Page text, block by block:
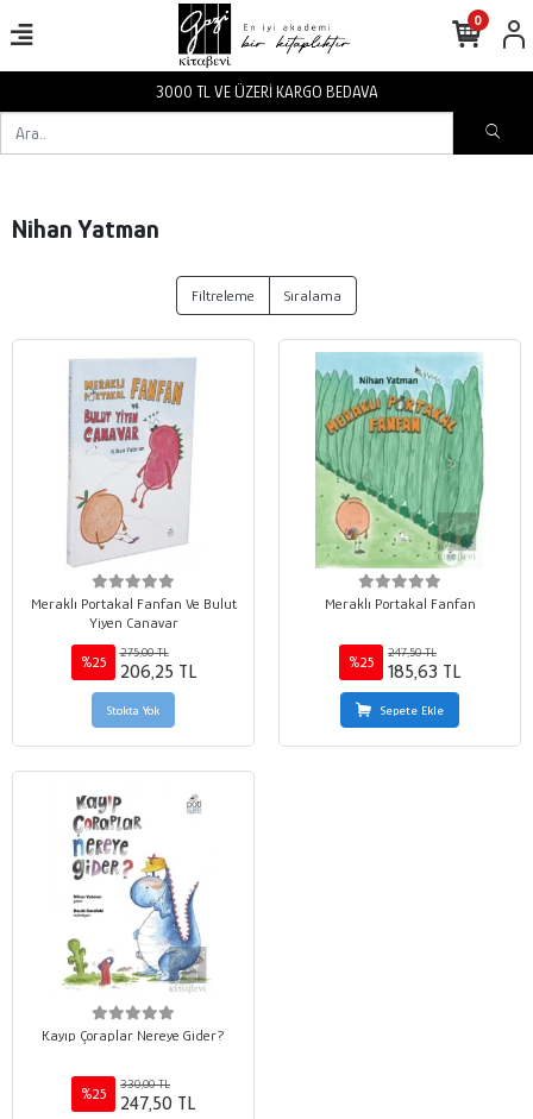
3000 TL VE ÜZERİ KARGO BEDAVA
0
Nihan Yatman
Filtreleme Sıralama
Meraklı Portakal Fanfan Ve Bulut
Yiyen Canavar
%25
275,00 TL
206,25 TL
Stokta Yok
Meraklı Portakal Fanfan
%25
247,50 TL
185,63 TL
Sepete Ekle
Kayıp Çoraplar Nereye Gider?
%25
330,00 TL
247,50 TL